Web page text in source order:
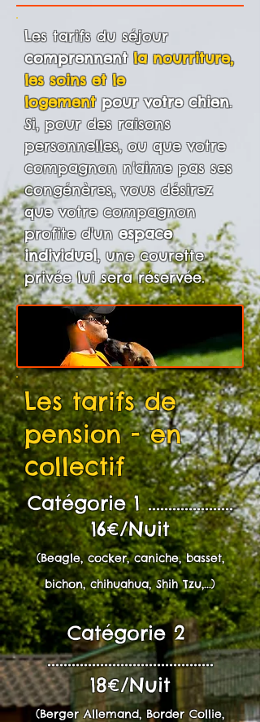
Les tarifs du séjour
comprennent la nourriture,
les soins et le
logementpour votre chien.
Si, pour des raisons
personnelles, ou que votre
compagnon n'aime pas ses
congénères, vous désirez
que votre compagnon
profite d'unespace
individuel, une courette
privée lui sera réservée.
Les tarifs de
pension - en
collectif
Catégorie 1 .....................
16€/Nuit
(Beagle, cocker, caniche, basset,
bichon, chihuahua, Shih Tzu,...)
Catégorie 2
.........................................
18€/Nuit
(Berger Allemand, Border Collie,